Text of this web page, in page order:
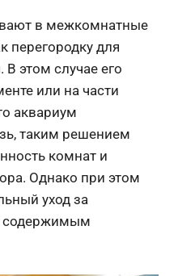
в межкомнатные
перегородку для
этом случае его
или на части
аквариум
таким решением
комнат и
Однако при этом
уход за
содержимым